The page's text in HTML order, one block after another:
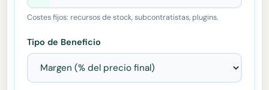
Costes fijos: recursos de stock, subcontratistas, plugins.
Tipo de Beneficio